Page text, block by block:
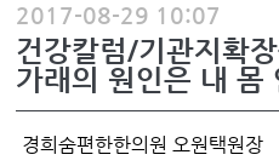
2017-08-29 10:07
건강칼럼/기관지확
가래의 원인은 내 몸
경희숨편한한의원 오원택원장